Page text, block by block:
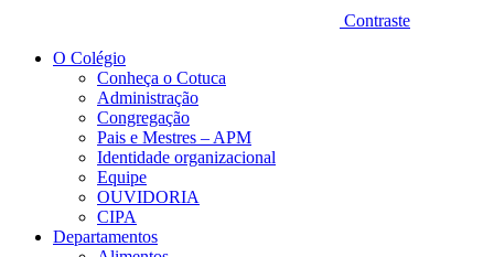
Contraste
O Colégio
Conheça o Cotuca
Administração
Congregação
Pais e Mestres – APM
Identidade organizacional
Equipe
OUVIDORIA
CIPA
Departamentos